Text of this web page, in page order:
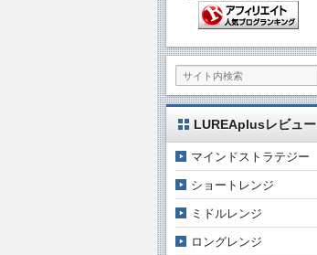
LUREAplusレビュー
マインドストラテジー
ショートレンジ
ミドルレンジ
ロングレンジ